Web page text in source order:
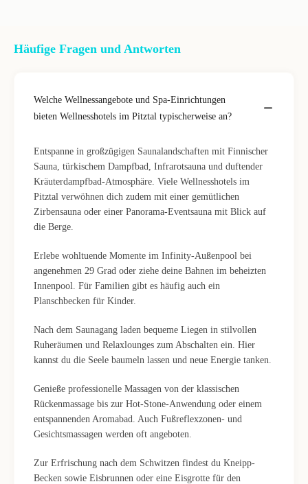
Häufige Fragen und Antworten
Welche Wellnessangebote und Spa-Einrichtungen
bieten Wellnesshotels im Pitztal typischerweise an?
Entspanne in großzügigen Saunalandschaften mit Finnischer
Sauna, türkischem Dampfbad, Infrarotsauna und duftender
Kräuterdampfbad-Atmosphäre. Viele Wellnesshotels im
Pitztal verwöhnen dich zudem mit einer gemütlichen
Zirbensauna oder einer Panorama-Eventsauna mit Blick auf
die Berge.
Erlebe wohltuende Momente im Infinity-Außenpool bei
angenehmen 29 Grad oder ziehe deine Bahnen im beheizten
Innenpool. Für Familien gibt es häufig auch ein
Planschbecken für Kinder.
Nach dem Saunagang laden bequeme Liegen in stilvollen
Ruheräumen und Relaxlounges zum Abschalten ein. Hier
kannst du die Seele baumeln lassen und neue Energie tanken.
Genieße professionelle Massagen von der klassischen
Rückenmassage bis zur Hot-Stone-Anwendung oder einem
entspannenden Aromabad. Auch Fußreflexzonen- und
Gesichtsmassagen werden oft angeboten.
Zur Erfrischung nach dem Schwitzen findest du Kneipp-
Becken sowie Eisbrunnen oder eine Eisgrotte für den